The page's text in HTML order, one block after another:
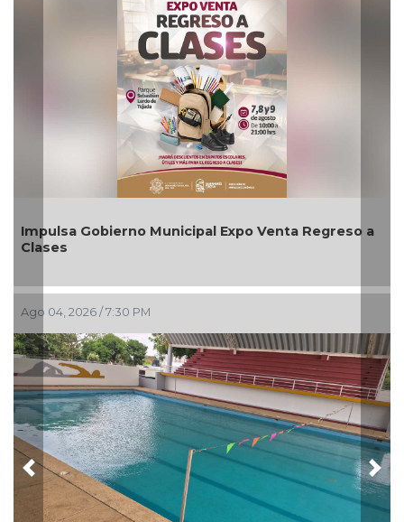
Gobierno Municipal Expo Venta Regreso a
/ 7:30 PM
Aplicará
Previous